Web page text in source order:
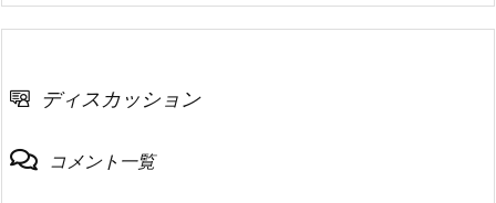
ディスカッション
コメント一覧